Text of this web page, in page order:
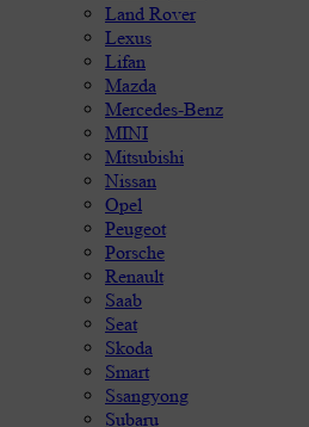
Land Rover
Lexus
Lifan
Mazda
Mercedes-Benz
MINI
Mitsubishi
Nissan
Opel
Peugeot
Porsche
Renault
Saab
Seat
Skoda
Smart
Ssangyong
Subaru